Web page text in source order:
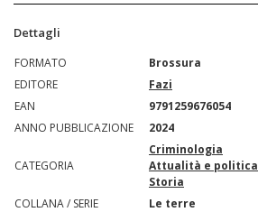
Dettagli
FORMATO
Brossura
EDITORE
Fazi
EAN
9791259676054
ANNO PUBBLICAZIONE
2024
CATEGORIA
Criminologia
Attualità e politica
Storia
COLLANA / SERIE
Le terre